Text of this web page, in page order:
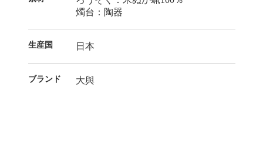
燭台：陶器
生産国 日本
ブランド 大與